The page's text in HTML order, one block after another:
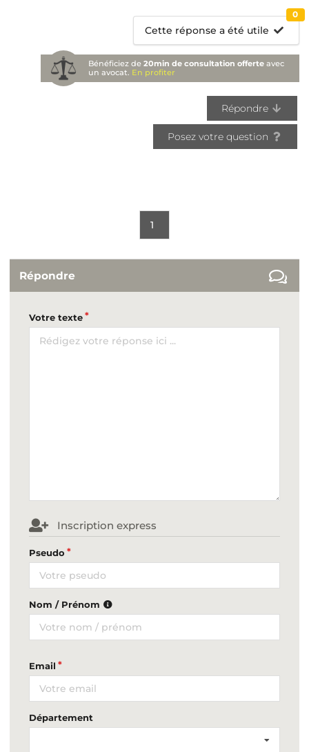
Cette réponse a été utile
0
Bénéficiez de20min de consultation offerte avec
un avocat. En profiter
Répondre
Posez votre question
1
Répondre
Votre texte
Inscription express
Pseudo
Nom / Prénom
Email
Département